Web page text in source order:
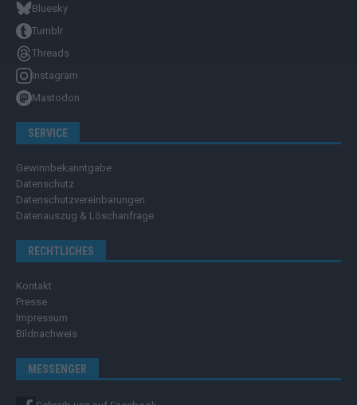
Bluesky
Tumblr
Threads
Instagram
Mastodon
SERVICE
Gewinnbekanntgabe
Datenschutz
Datenschutzvereinbarungen
Datenauszug & Löschanfrage
RECHTLICHES
Kontakt
Presse
Impressum
Bildnachweis
MESSENGER